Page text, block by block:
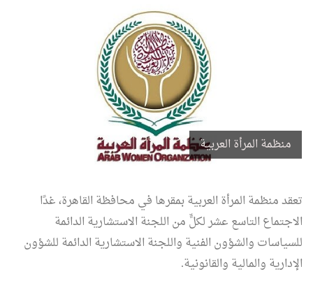
منظمة المرأة العربية
تعقد منظمة المرأة العربية بمقرها في محافظة القاهرة، غدًا
الاجتماع التاسع عشر لكلٍّ من اللجنة الاستشارية الدائمة
للسياسات والشؤون الفنية واللجنة الاستشارية الدائمة للشؤون
الإدارية والمالية والقانونية.